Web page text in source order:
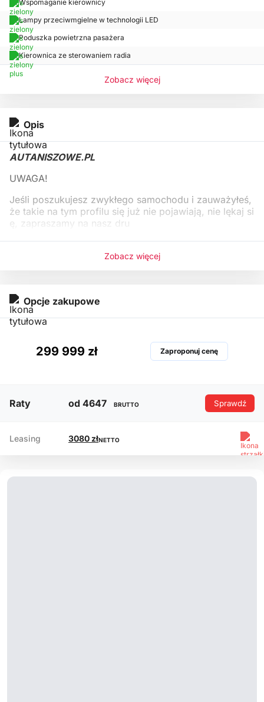
Wspomaganie kierownicy
Lampy przeciwmgielne w technologii LED
Poduszka powietrzna pasażera
Kierownica ze sterowaniem radia
Zobacz więcej
Opis
AUTANISZOWE.PL
UWAGA!
Jeśli poszukujesz zwykłego samochodu i zauważyłeś,
że takie na tym profilu się już nie pojawiają, nie lękaj si
ę, zapraszamy na nasz dru
Zobacz więcej
Opcje zakupowe
299 999 zł Zaproponuj cenę
Raty od 4647 BRUTTO Sprawdź
Leasing 3080 złNETTO